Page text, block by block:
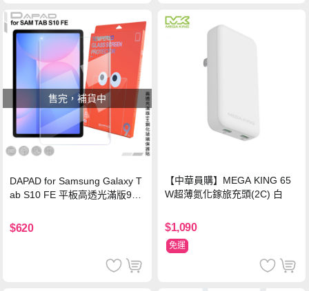
售完，補貨中
DAPAD for Samsung Galaxy T
ab S10 FE 平板高透光滿版9H
$620
【中華員購】MEGA KING 65
W超薄氮化鎵旅充頭(2C) 白
$1,090
免運